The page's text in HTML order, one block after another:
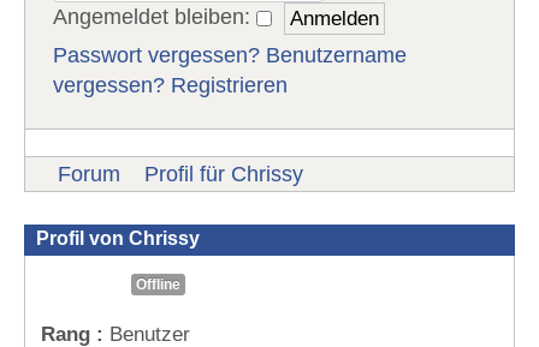
Angemeldet bleiben:
Passwort vergessen? Benutzername
vergessen? Registrieren
Forum Profil für Chrissy
Profil von Chrissy
Offline
Rang : Benutzer